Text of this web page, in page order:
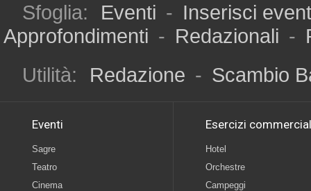
Sfoglia: Eventi - Inserisci
Approfondimenti - Redazionali -
Utilità:
Redazione - Scambio
Eventi
Sagre
Teatro
Cinema
Esercizi
Hotel
Orchestre
Campeggi